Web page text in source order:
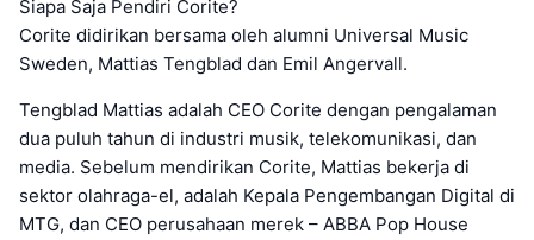
Siapa Saja Pendiri Corite?
Corite didirikan bersama oleh alumni Universal Music
Sweden, Mattias Tengblad dan Emil Angervall.
Tengblad Mattias adalah CEO Corite dengan pengalaman
dua puluh tahun di industri musik, telekomunikasi, dan
media. Sebelum mendirikan Corite, Mattias bekerja di
sektor olahraga-el, adalah Kepala Pengembangan Digital di
MTG, dan CEO perusahaan merek – ABBA Pop House